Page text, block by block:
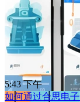
5:43 下午
如何通过合思电